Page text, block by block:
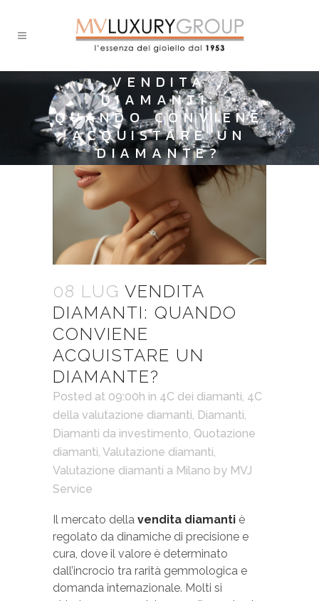
VENDITA
DIAMANTI:
QUANDO CONVIENE
ACQUISTARE UN
DIAMANTE?
08 LUG VENDITA
DIAMANTI: QUANDO
CONVIENE
ACQUISTARE UN
DIAMANTE?
Posted at 09:00h in 4C dei diamanti, 4C
della valutazione diamanti, Diamanti,
Diamanti da investimento, Quotazione
diamanti, Valutazione diamanti,
Valutazione diamanti a Milano by MVJ
Service
Il mercato della vendita diamanti è
regolato da dinamiche di precisione e
cura, dove il valore è determinato
dall’incrocio tra rarità gemmologica e
domanda internazionale. Molti si